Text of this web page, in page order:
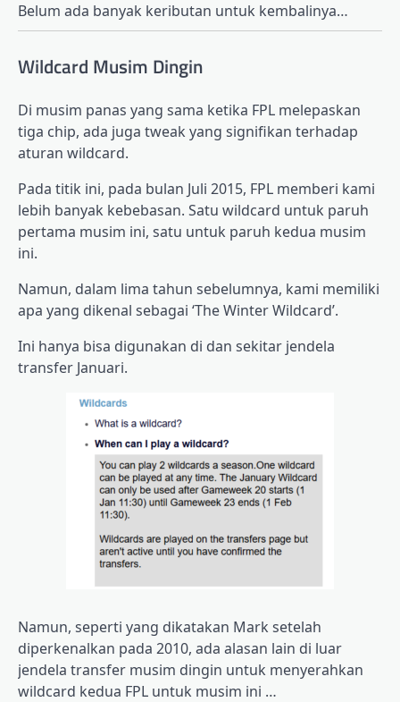
Belum ada banyak keributan untuk kembalinya…
Wildcard Musim Dingin
Di musim panas yang sama ketika FPL melepaskan
tiga chip, ada juga tweak yang signifikan terhadap
aturan wildcard.
Pada titik ini, pada bulan Juli 2015, FPL memberi kami
lebih banyak kebebasan. Satu wildcard untuk paruh
pertama musim ini, satu untuk paruh kedua musim
ini.
Namun, dalam lima tahun sebelumnya, kami memiliki
apa yang dikenal sebagai ‘The Winter Wildcard’.
Ini hanya bisa digunakan di dan sekitar jendela
transfer Januari.
Namun, seperti yang dikatakan Mark setelah
diperkenalkan pada 2010, ada alasan lain di luar
jendela transfer musim dingin untuk menyerahkan
wildcard kedua FPL untuk musim ini …